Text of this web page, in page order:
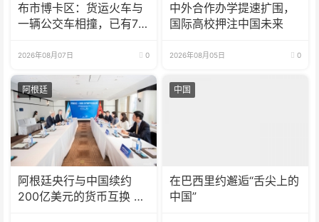
布市博卡区：货运火车与
一辆公交车相撞，已有7
2026年08月07日 0
中外合作办学提速扩围，
国际高校押注中国未来
2026年08月05日 0
阿根廷
阿根廷央行与中国续约
200亿美元的货币互换 有
中国
在巴西里约邂逅“舌尖上的
中国”